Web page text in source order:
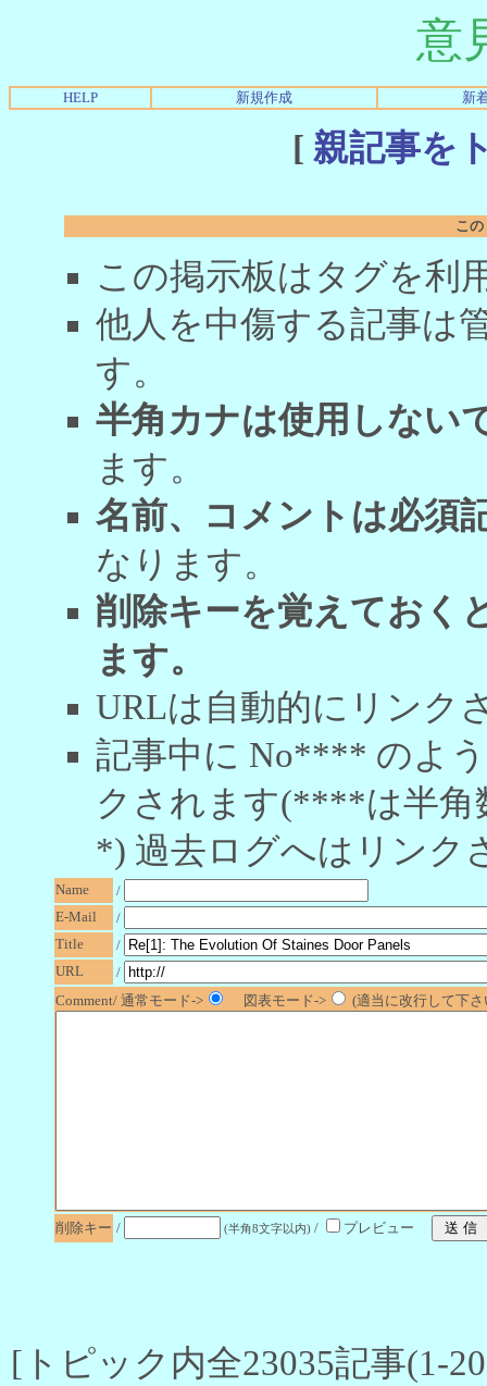
意
HELP 新規作成 新
[ 親記事を
こ
この掲示板はタグを利
他人を中傷する記事は
す。
半角カナは使用しない
ます。
名前、コメントは必須
なります。
削除キーを覚えておく
ます。
URLは自動的にリンク
記事中に No**** のよ
クされます(****は半角
*) 過去ログへはリンク
Name
/
E-Mail
/
Title
/
URL
/
Comment/ 通常モード->
図表モード-> (適当に改行して下
削除キー / (半角8文字以内) / プレビュー
[トピック内全23035記事(1-